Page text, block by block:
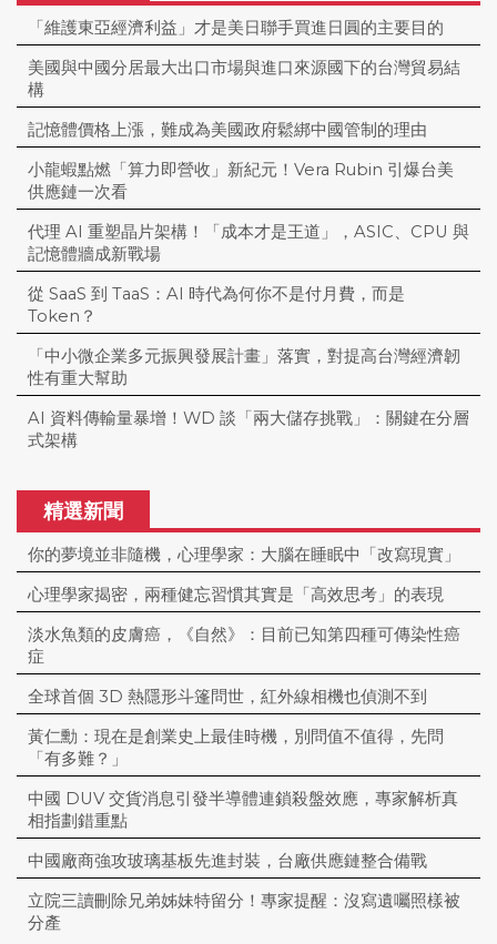
「維護東亞經濟利益」才是美日聯手買進日圓的主要目的
美國與中國分居最大出口市場與進口來源國下的台灣貿易結
構
記憶體價格上漲，難成為美國政府鬆綁中國管制的理由
小龍蝦點燃「算力即營收」新紀元！Vera Rubin 引爆台美
供應鏈一次看
代理 AI 重塑晶片架構！「成本才是王道」，ASIC、CPU 與
記憶體牆成新戰場
從 SaaS 到 TaaS：AI 時代為何你不是付月費，而是
Token？
「中小微企業多元振興發展計畫」落實，對提高台灣經濟韌
性有重大幫助
AI 資料傳輸量暴增！WD 談「兩大儲存挑戰」：關鍵在分層
式架構
精選新聞
你的夢境並非隨機，心理學家：大腦在睡眠中「改寫現實」
心理學家揭密，兩種健忘習慣其實是「高效思考」的表現
淡水魚類的皮膚癌，《自然》：目前已知第四種可傳染性癌
症
全球首個 3D 熱隱形斗篷問世，紅外線相機也偵測不到
黃仁勳：現在是創業史上最佳時機，別問值不值得，先問
「有多難？」
中國 DUV 交貨消息引發半導體連鎖殺盤效應，專家解析真
相指劃錯重點
中國廠商強攻玻璃基板先進封裝，台廠供應鏈整合備戰
立院三讀刪除兄弟姊妹特留分！專家提醒：沒寫遺囑照樣被
分產